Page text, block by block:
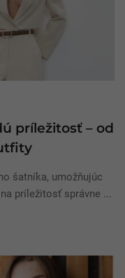
príležitosť – od
šatníka, umožňujúc
príležitosť správne ...